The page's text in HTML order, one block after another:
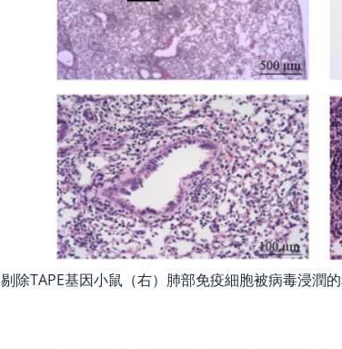
剔除TAPE基因小鼠（右）肺部免疫細胞被病毒浸